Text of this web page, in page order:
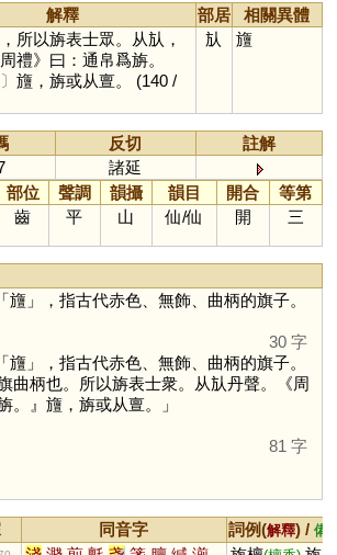
解釋 部居
相關異體
所以旃表士眾。从㫃，
禮》曰：通帛爲旃。
旜，旃或从亶。 (140 /
㫃 旜
反切
註解
諸延
部位 聲調 韻攝 韻目 開合
等第
齒 平 山 仙/仙 開 三
旜」，指古代赤色、無飾、曲柄的旗子。
30 字
旜」，指古代赤色、無飾、曲柄的旗子。
曲柄也。所以旃表士衆。从㫃丹聲。《周
。』旜，旃或从亶。」
81 字
同音字 詞例(解釋) / 備